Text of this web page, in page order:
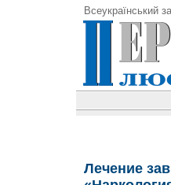
Всеукраїнський
Лечение